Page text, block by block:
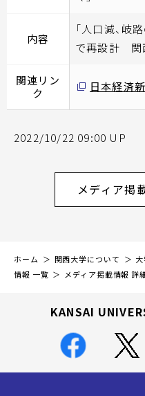
内容
「人口減、
で再設計 関
関連リン
ク
日本経済
2022/10/22 09:00 UP
メディア掲
ホーム 関西大学について
情報 一覧
メディア掲載情報 詳
KANSAI